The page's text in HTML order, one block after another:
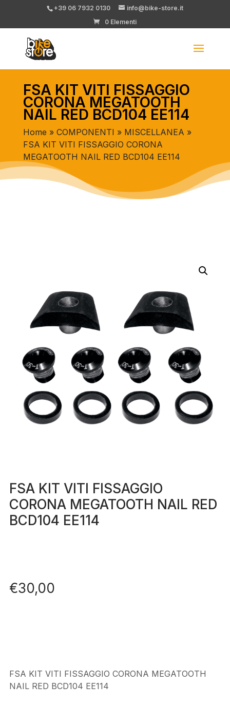
+39 06 7932 0130
info@bike-store.it
0 Elementi
FSA KIT VITI FISSAGGIO
CORONA MEGATOOTH
NAIL RED BCD104 EE114
Home » COMPONENTI » MISCELLANEA »
FSA KIT VITI FISSAGGIO CORONA
MEGATOOTH NAIL RED BCD104 EE114
FSA KIT VITI FISSAGGIO
CORONA MEGATOOTH NAIL RED
BCD104 EE114
€30,00
FSA KIT VITI FISSAGGIO CORONA MEGATOOTH
NAIL RED BCD104 EE114